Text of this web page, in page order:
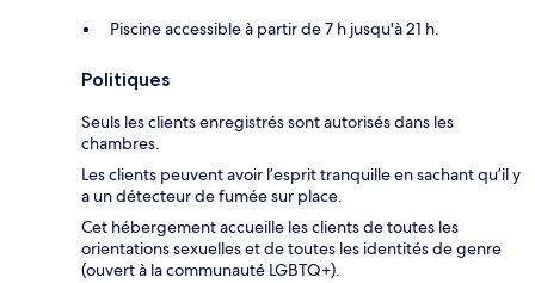
Piscine accessible à partir de 7 h jusqu'à 21 h.
Politiques
Seuls les clients enregistrés sont autorisés dans les
chambres.
Les clients peuvent avoir l’esprit tranquille en sachant qu’il y
a un détecteur de fumée sur place.
Cet hébergement accueille les clients de toutes les
orientations sexuelles et de toutes les identités de genre
(ouvert à la communauté LGBTQ+).